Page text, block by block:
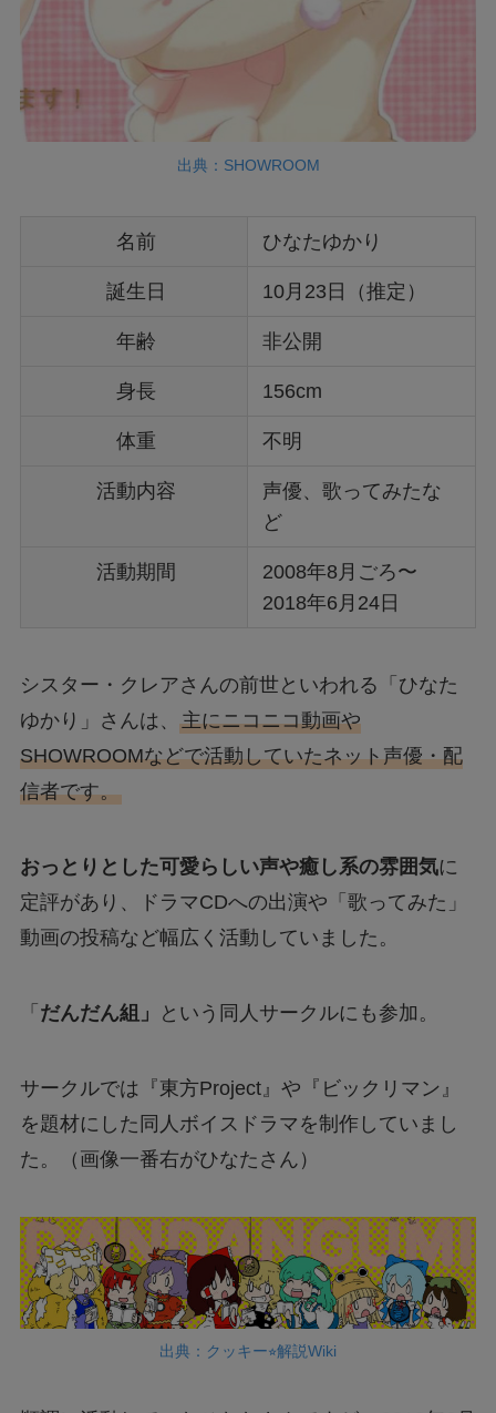
出典：SHOWROOM
名前 ひなたゆかり
誕生日 10月23日（推定）
年齢 非公開
身長 156cm
体重 不明
活動内容
声優、歌ってみたな
ど
活動期間
2008年8月ごろ〜
2018年6月24日
シスター・クレアさんの前世といわれる「ひなた
ゆかり」さんは、 主にニコニコ動画や
SHOWROOMなどで活動していたネット声優・配
信者です。
おっとりとした可愛らしい声や癒し系の雰囲気に
定評があり、ドラマCDへの出演や「歌ってみた」
動画の投稿など幅広く活動していました。
「 だんだん組」 という同人サークルにも参加。
サークルでは『東方Project』や『ビックリマン』
を題材にした同人ボイスドラマを制作していまし
た。（画像一番右がひなたさん）
出典：クッキー⭐︎解説Wiki